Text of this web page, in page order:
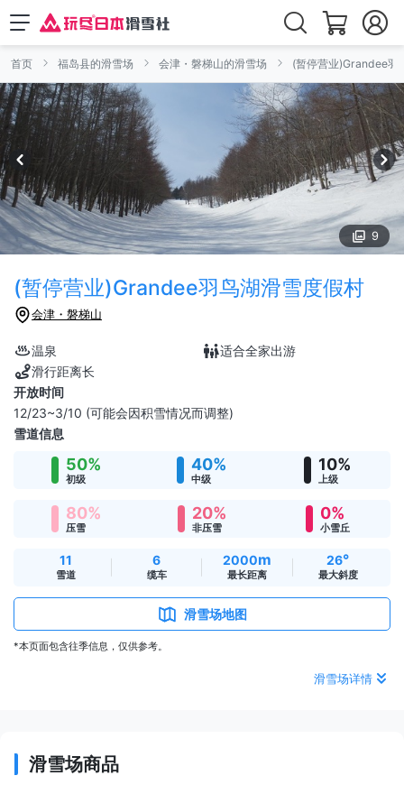
首页 福岛县的滑雪场 会津・磐梯山的滑雪场 (暂停营业)Grandee羽
9
(暂停营业)Grandee羽鸟湖滑雪度假村
会津・磐梯山
温泉
适合全家出游
滑行距离长
开放时间
12/23~3/10 (可能会因积雪情况而调整)
雪道信息
50%
初级
40%
中级
10%
上级
80%
压雪
20%
非压雪
0%
小雪丘
11
雪道
6
缆车
2000m
最长距离
26°
最大斜度
滑雪场地图
*本页面包含往季信息，仅供参考。
滑雪场详情
滑雪场商品